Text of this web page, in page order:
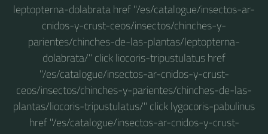
leptopterna-dolabrata href "/es/catalogue/insectos-ar-
cnidos-y-crust-ceos/insectos/chinches-y-
parientes/chinches-de-las-plantas/leptopterna-
dolabrata/" click liocoris-tripustulatus href
"/es/catalogue/insectos-ar-cnidos-y-crust-
ceos/insectos/chinches-y-parientes/chinches-de-las-
plantas/liocoris-tripustulatus/" click lygocoris-pabulinus
href "/es/catalogue/insectos-ar-cnidos-y-crust-